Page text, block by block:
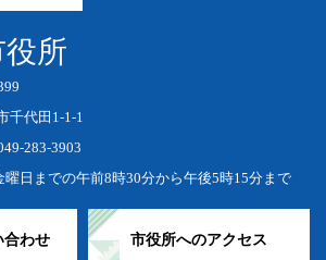
所
千代田1-1-1
283-3903
日までの午前8時30分から午後5時15分まで
合わせ 市役所へのアクセス